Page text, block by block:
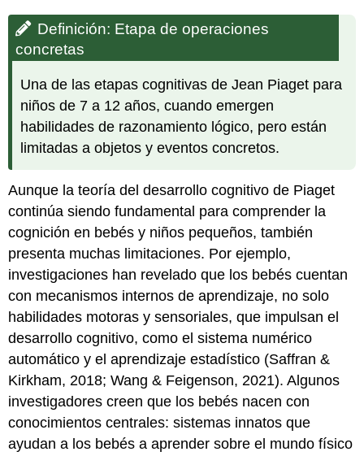
Definición: Etapa de operaciones
concretas
Una de las etapas cognitivas de Jean Piaget para
niños de 7 a 12 años, cuando emergen
habilidades de razonamiento lógico, pero están
limitadas a objetos y eventos concretos.
Aunque la teoría del desarrollo cognitivo de Piaget
continúa siendo fundamental para comprender la
cognición en bebés y niños pequeños, también
presenta muchas limitaciones. Por ejemplo,
investigaciones han revelado que los bebés cuentan
con mecanismos internos de aprendizaje, no solo
habilidades motoras y sensoriales, que impulsan el
desarrollo cognitivo, como el sistema numérico
automático y el aprendizaje estadístico (Saffran &
Kirkham, 2018; Wang & Feigenson, 2021). Algunos
investigadores creen que los bebés nacen con
conocimientos centrales: sistemas innatos que
ayudan a los bebés a aprender sobre el mundo físico